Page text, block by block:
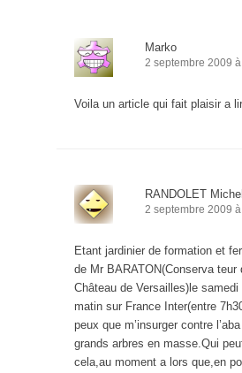
Marko
2 septembre 2009
Voila un article qui fait plaisir a
RANDOLET Michel
2 septembre 2009
Etant jardinier de formation et
de Mr BARATON(Conserva teur
Château de Versailles)le
matin sur France Inter(entre
peux que m’insurger contre
grands arbres en masse.Qui
cela,au moment a lors que,en